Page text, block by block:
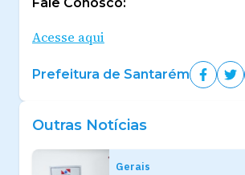
Fale Conosco:
Acesse aqui
Prefeitura de Santarém
Outras Notícias
Gerais